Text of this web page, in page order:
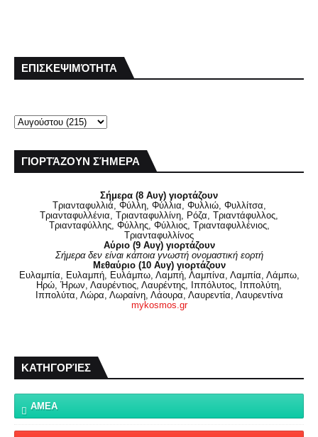
ΕΠΙΣΚΕΨΙΜΌΤΗΤΑ
ΓΙΟΡΤΆΖΟΥΝ ΣΉΜΕΡΑ
Σήμερα (8 Αυγ) γιορτάζουν
Τριανταφυλλιά, Φύλλη, Φύλλια, Φυλλιώ, Φυλλίτσα,
Τριανταφυλλένια, Τριανταφυλλίνη, Ρόζα, Τριαντάφυλλος,
Τριανταφύλλης, Φύλλης, Φύλλιος, Τριανταφυλλένιος,
Τριανταφυλλίνος
Αύριο (9 Αυγ) γιορτάζουν
Σήμερα δεν είναι κάποια γνωστή ονομαστική εορτή
Μεθαύριο (10 Αυγ) γιορτάζουν
Ευλαμπία, Ευλαμπή, Ευλάμπω, Λαμπή, Λαμπίνα, Λαμπία, Λάμπω,
Ηρώ, Ήρων, Λαυρέντιος, Λαυρέντης, Ιππόλυτος, Ιππολύτη,
Ιππολύτα, Λώρα, Λωραίνη, Λάουρα, Λαυρεντία, Λαυρεντίνα
mykosmos.gr
ΚΑΤΗΓΟΡΊΕΣ
ΑΜΕΑ